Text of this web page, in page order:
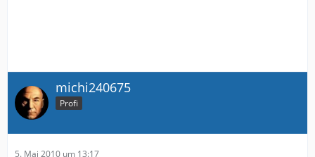
michi240675
Profi
5. Mai 2010 um 13:17